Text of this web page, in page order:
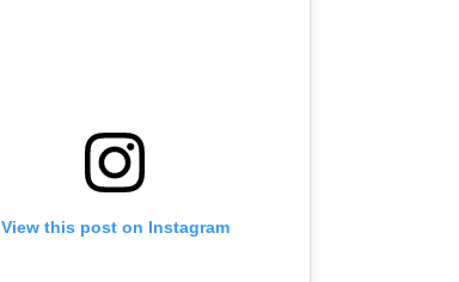
View this post on Instagram